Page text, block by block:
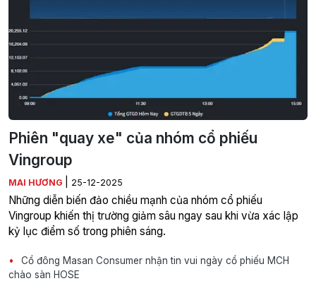
Phiên "quay xe" của nhóm cổ phiếu
Vingroup
MAI HƯƠNG 25-12-2025
Những diễn biến đảo chiều mạnh của nhóm cổ phiếu
Vingroup khiến thị trường giảm sâu ngay sau khi vừa xác lập
kỷ lục điểm số trong phiên sáng.
Cổ đông Masan Consumer nhận tin vui ngày cổ phiếu MCH
chào sàn HOSE